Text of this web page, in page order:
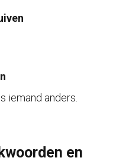
iemand anders.
en